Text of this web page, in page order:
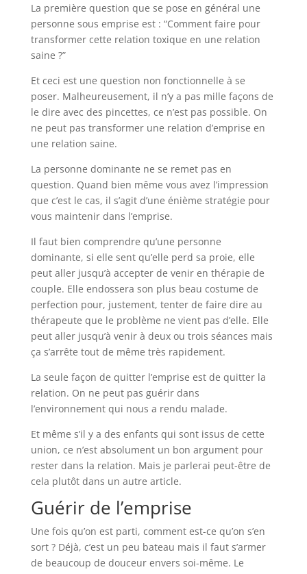
La première question que se pose en général une
personne sous emprise est : “Comment faire pour
transformer cette relation toxique en une relation
saine ?”
Et ceci est une question non fonctionnelle à se
poser. Malheureusement, il n’y a pas mille façons de
le dire avec des pincettes, ce n’est pas possible. On
ne peut pas transformer une relation d’emprise en
une relation saine.
La personne dominante ne se remet pas en
question. Quand bien même vous avez l’impression
que c’est le cas, il s’agit d’une énième stratégie pour
vous maintenir dans l’emprise.
Il faut bien comprendre qu’une personne
dominante, si elle sent qu’elle perd sa proie, elle
peut aller jusqu’à accepter de venir en thérapie de
couple. Elle endossera son plus beau costume de
perfection pour, justement, tenter de faire dire au
thérapeute que le problème ne vient pas d’elle. Elle
peut aller jusqu’à venir à deux ou trois séances mais
ça s’arrête tout de même très rapidement.
La seule façon de quitter l’emprise est de quitter la
relation. On ne peut pas guérir dans
l’environnement qui nous a rendu malade.
Et même s’il y a des enfants qui sont issus de cette
union, ce n’est absolument un bon argument pour
rester dans la relation. Mais je parlerai peut-être de
cela plutôt dans un autre article.
Guérir de l’emprise
Une fois qu’on est parti, comment est-ce qu’on s’en
sort ? Déjà, c’est un peu bateau mais il faut s’armer
de beaucoup de douceur envers soi-même. Le